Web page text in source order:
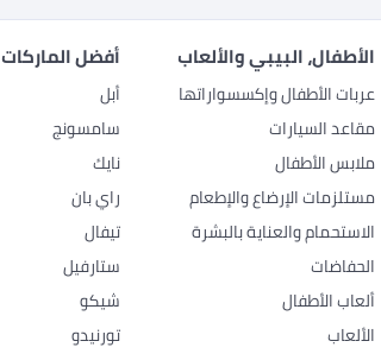
الأطفال، البيبي والألعاب
عربات الأطفال وإكسسواراتها
مقاعد السيارات
ملابس الأطفال
مستلزمات الإرضاع والإطعام
الاستحمام والعناية بالبشرة
الحفاضات
ألعاب الأطفال
الألعاب
أفضل الماركات
أبل
سامسونج
نايك
راي بان
تيفال
ستارفيل
شيكو
تورنيدو